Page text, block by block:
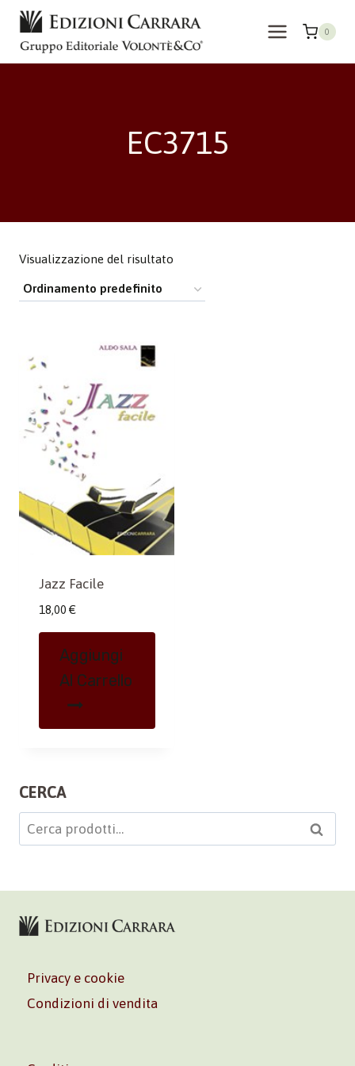
Salta
contenuto
0
EC3715
Visualizzazione del risultato
Jazz Facile
18,00 €
Aggiungi
Al Carrello
CERCA
Cerca: Cerca
Privacy e cookie
Condizioni di vendita